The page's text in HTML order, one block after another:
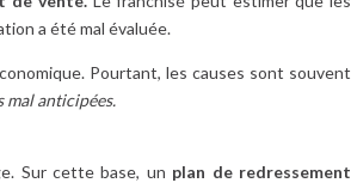
a été mal évaluée.
Pourtant, les causes sont souvent
anticipées.
Sur cette base, un plan de redressement